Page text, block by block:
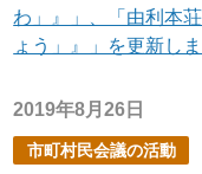
わ」』」、「由利本
ょう」』」を更新しま
2019年8月26日
市町村民会議の活動